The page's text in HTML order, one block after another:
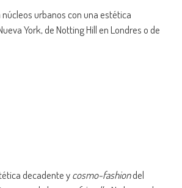
urbanos con una estética
York, de Notting Hill en Londres o de
decadente ycosmo-fashiondel